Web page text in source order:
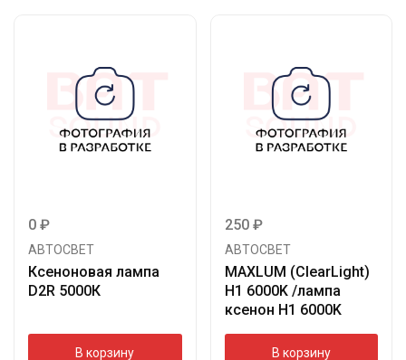
0 ₽
АВТОСВЕТ
Ксеноновая лампа
D2R 5000К
В корзину
250 ₽
АВТОСВЕТ
MAXLUM (ClearLight)
H1 6000K /лампа
ксенон H1 6000K
В корзину